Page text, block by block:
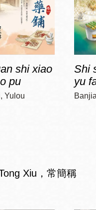
shi xiao
pu
Yulou
Shi
yu
Xiu，常簡稱